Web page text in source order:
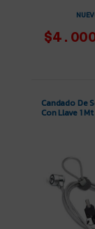
Candado De
Con Llave 1 Mt